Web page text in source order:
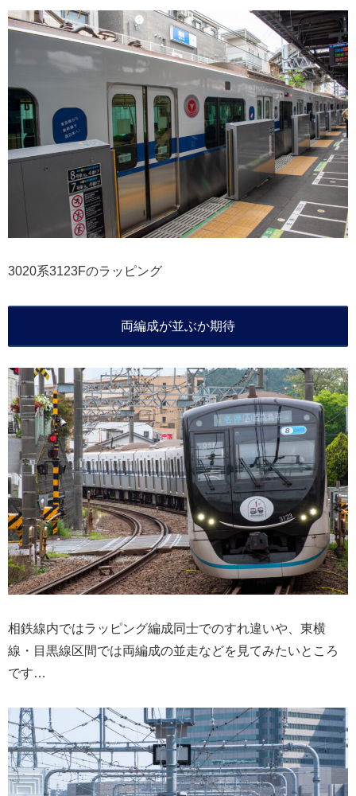
3020系3123Fのラッピング
両編成が並ぶか期待
相鉄線内ではラッピング編成同士でのすれ違いや、東横
線・目黒線区間では両編成の並走などを見てみたいところ
です…